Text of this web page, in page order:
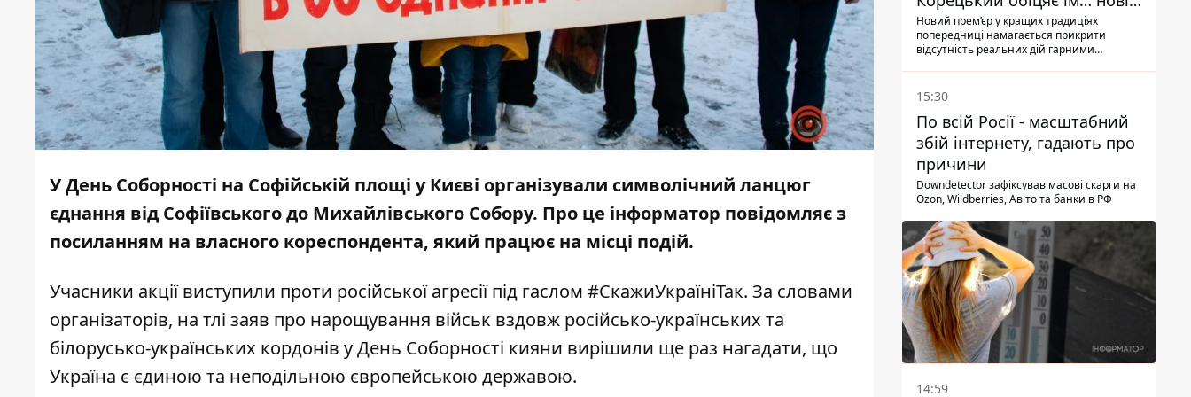
У День Соборності на Софійській площі у Києві організували символічний ланцюг
єднання від Софіївського до Михайлівського Собору. Про це інформатор повідомляє з
посиланням на власного кореспондента, який працює на місці подій.
Учасники акції виступили проти російської агресії під гаслом #СкажиУкраїніТак. За словами
організаторів, на тлі заяв про нарощування військ вздовж російсько-українських та
білорусько-українських кордонів у День Соборності кияни вирішили ще раз нагадати, що
Україна є єдиною та неподільною європейською державою.
склади
Новий прем’єр у кращих традиціях
попередниці намагається прикрити
відсутність реальних дій гарними
15:30
По всій Росії - масштабний
збій інтернету, гадають про
причини
Downdetector зафіксував масові скарги на
Ozon, Wildberries, Авіто та банки в РФ
14:59